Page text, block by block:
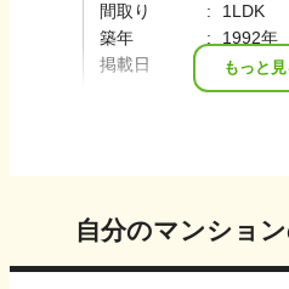
間取り
1LDK
築年
1992年
掲載日
2026年
もっと見
自分のマンショ